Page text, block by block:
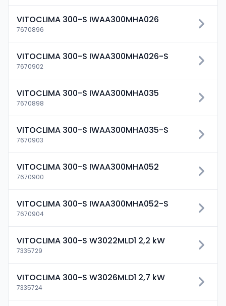
VITOCLIMA 300-S IWAA300MHA026
7670896
VITOCLIMA 300-S IWAA300MHA026-S
7670902
VITOCLIMA 300-S IWAA300MHA035
7670898
VITOCLIMA 300-S IWAA300MHA035-S
7670903
VITOCLIMA 300-S IWAA300MHA052
7670900
VITOCLIMA 300-S IWAA300MHA052-S
7670904
VITOCLIMA 300-S W3022MLD1 2,2 kW
7335729
VITOCLIMA 300-S W3026MLD1 2,7 kW
7335724